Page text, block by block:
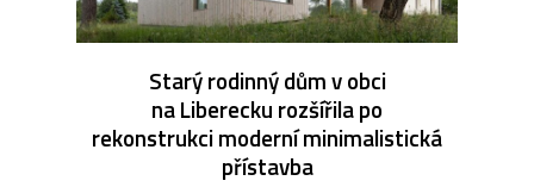
Starý rodinný dům v obci
na Liberecku rozšířila po
rekonstrukci moderní minimalistická
přístavba